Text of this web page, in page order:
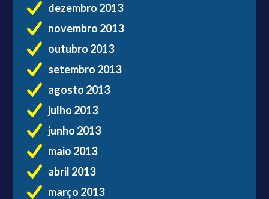
dezembro 2013
novembro 2013
outubro 2013
setembro 2013
agosto 2013
julho 2013
junho 2013
maio 2013
abril 2013
março 2013